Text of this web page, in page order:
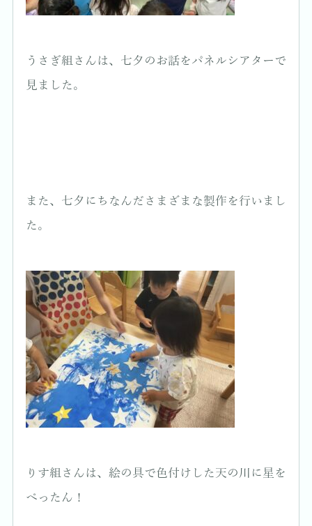
うさぎ組さんは、七夕のお話をパネルシアターで
見ました。
また、七夕にちなんださまざまな製作を行いまし
た。
りす組さんは、絵の具で色付けした天の川に星を
ぺったん！